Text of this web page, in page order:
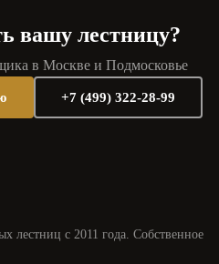
вашу лестницу?
в Москве и Подмосковье
+7 (499) 322-28-99
лестниц с 2011 года. Собственное